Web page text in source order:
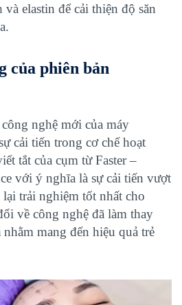
elastin để cải thiện độ săn
của phiên bản
nghệ mới của máy
cải tiến trong cơ chế hoạt
tắt của cụm từ Faster –
với ý nghĩa là sự cải tiến vượt
trải nghiệm tốt nhất cho
về công nghệ đã làm thay
mang đến hiệu quả trẻ